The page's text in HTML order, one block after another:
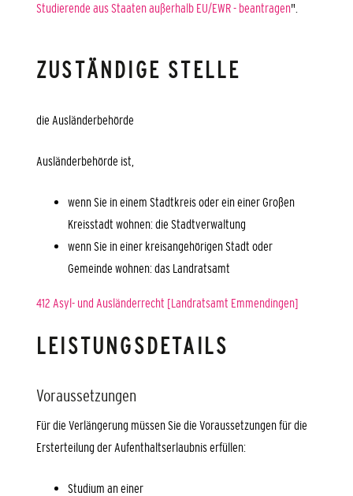
Studierende aus Staaten außerhalb EU/EWR - beantragen".
ZUSTÄNDIGE STELLE
die Ausländerbehörde
Ausländerbehörde ist,
wenn Sie in einem Stadtkreis oder ein einer Großen
Kreisstadt wohnen: die Stadtverwaltung
wenn Sie in einer kreisangehörigen Stadt oder
Gemeinde wohnen: das Landratsamt
412 Asyl- und Ausländerrecht [Landratsamt Emmendingen]
LEISTUNGSDETAILS
Voraussetzungen
Für die Verlängerung müssen Sie die Voraussetzungen für die
Ersterteilung der Aufenthaltserlaubnis erfüllen:
Studium an einer